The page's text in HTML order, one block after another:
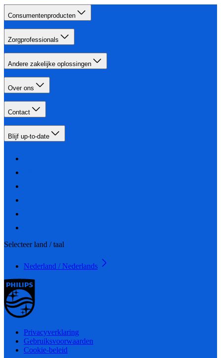
Consumentenproducten
Zorgprofessionals
Andere zakelijke oplossingen
Over ons
Contact
Blijf up-to-date
Selecteer land / taal
Nederland / Nederlands
Privacyverklaring
Gebruiksvoorwaarden
Cookie-beleid